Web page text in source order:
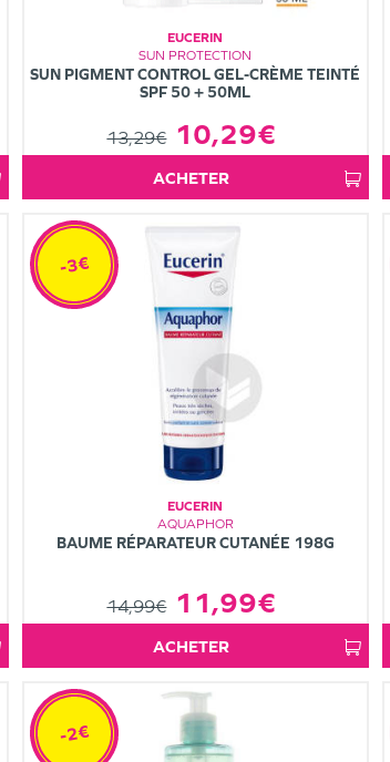
EUCERIN
SUN PROTECTION
SUN PIGMENT CONTROL GEL-CRÈME TEINTÉ
SPF 50 + 50ML
13,29€ 10,29€
ACHETER
EUCERIN
AQUAPHOR
BAUME RÉPARATEUR CUTANÉE 198G
14,99€ 11,99€
-3€
ACHETER
-2€